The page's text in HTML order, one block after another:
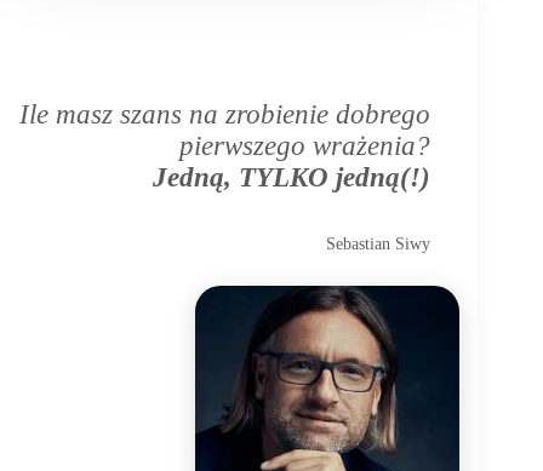
Ile masz szans na zrobienie dobrego
pierwszego wrażenia?
Jedną, TYLKO jedną(!)
Sebastian Siwy